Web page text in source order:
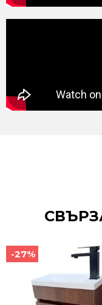
-27%